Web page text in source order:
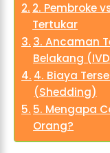
2. Pembroke
Tertukar
3. Ancaman
Belakang
4. Biaya
(Shedding)
5. Mengapa
Orang?